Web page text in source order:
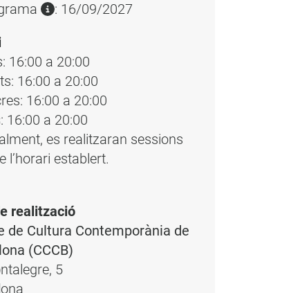
: 16/09/2027
16:00 a 20:00
16:00 a 20:00
16:00 a 20:00
16:00 a 20:00
es realitzaran sessions
l’horari establert.
realització
de Cultura Contemporània de
(CCCB)
5